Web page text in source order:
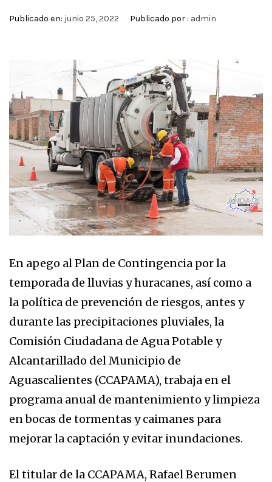
Publicado en: junio 25, 2022 Publicado por : admin
En apego al Plan de Contingencia por la
temporada de lluvias y huracanes, así como a
la política de prevención de riesgos, antes y
durante las precipitaciones pluviales, la
Comisión Ciudadana de Agua Potable y
Alcantarillado del Municipio de
Aguascalientes (CCAPAMA), trabaja en el
programa anual de mantenimiento y limpieza
en bocas de tormentas y caimanes para
mejorar la captación y evitar inundaciones.
El titular de la CCAPAMA, Rafael Berumen